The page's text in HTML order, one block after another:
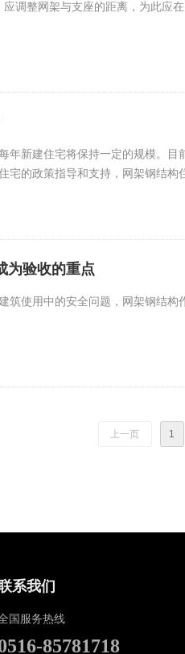
调整网架与支座的距离，为此应
年新建住宅将保持一定的规模。
宅的政策指导和支持，网架钢结
为验收的重点
筑使用中的安全问题，网架钢结
上一页 1
系我们
国服务热线
85781718